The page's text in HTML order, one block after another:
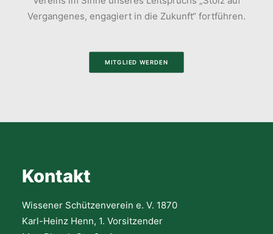
Vergangenes, engagiert in die Zukunft“ fortführen.
MITGLIED WERDEN
Kontakt
Wissener Schützenverein e. V. 1870
Karl-Heinz Henn, 1. Vorsitzender